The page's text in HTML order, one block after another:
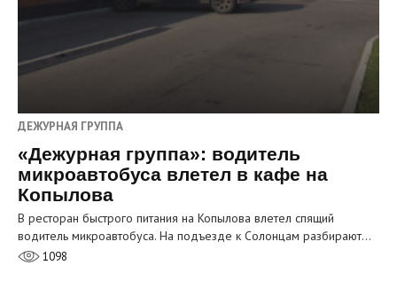
ДЕЖУРНАЯ ГРУППА
«Дежурная группа»: водитель
микроавтобуса влетел в кафе на
Копылова
В ресторан быстрого питания на Копылова влетел спящий
водитель микроавтобуса. На подъезде к Солонцам разбирают…
1098